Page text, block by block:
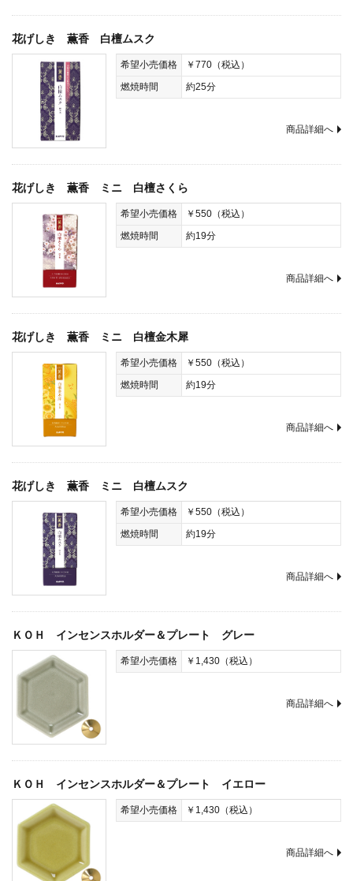
花げしき 薫香 白檀ムスク
希望小売価格
￥770（税込）
燃焼時間
約25分
商品詳細へ
花げしき 薫香 ミニ 白檀さくら
希望小売価格
￥550（税込）
燃焼時間
約19分
商品詳細へ
花げしき 薫香 ミニ 白檀金木犀
希望小売価格
￥550（税込）
燃焼時間
約19分
商品詳細へ
花げしき 薫香 ミニ 白檀ムスク
希望小売価格
￥550（税込）
燃焼時間
約19分
商品詳細へ
ＫＯＨ インセンスホルダー＆プレート グレー
希望小売価格 ￥1,430（税込）
商品詳細へ
ＫＯＨ インセンスホルダー＆プレート イエロー
希望小売価格 ￥1,430（税込）
商品詳細へ